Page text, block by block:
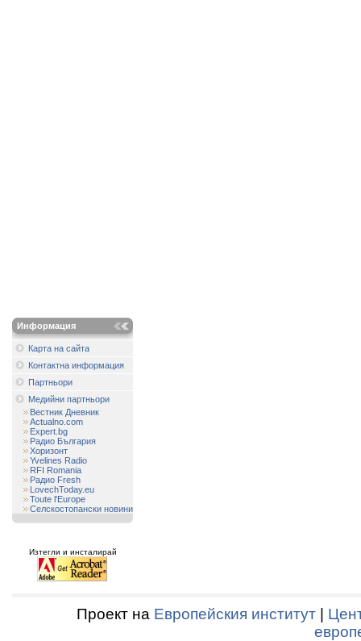
Информация
Карта на сайта
Контактна информация
Партньори
Медийни партньори
Вестник Дневник
Actualno.com
Expert.bg
Радио България
Хоризонт
Yvelines Radio
RFI Romania
Радио Fresh
LovechToday.eu
Toute l'Europe
Селскостопански новини
Изтегли и инсталирай
Проект на Европейския институт